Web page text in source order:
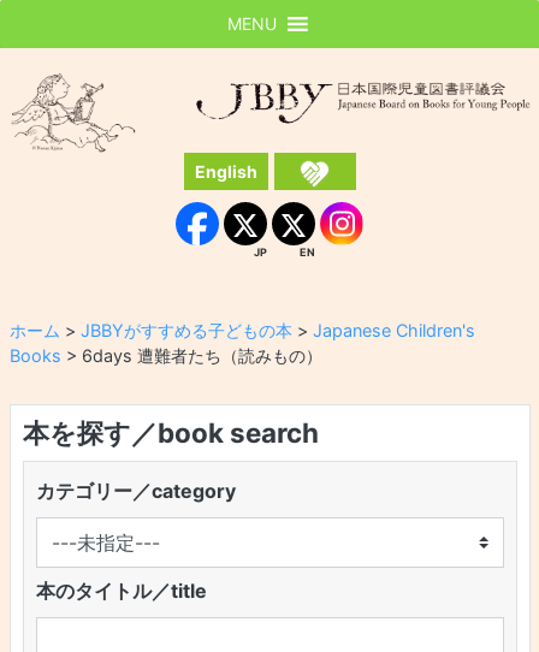
JBBY
English
Facebook
JP
JP
EN
EN Instagram
MENU
ホーム > JBBYがすすめる子どもの本 > Japanese Children's
Books > 6days 遭難者たち（読みもの）
本を探す／book search
カテゴリー／category
本のタイトル／title